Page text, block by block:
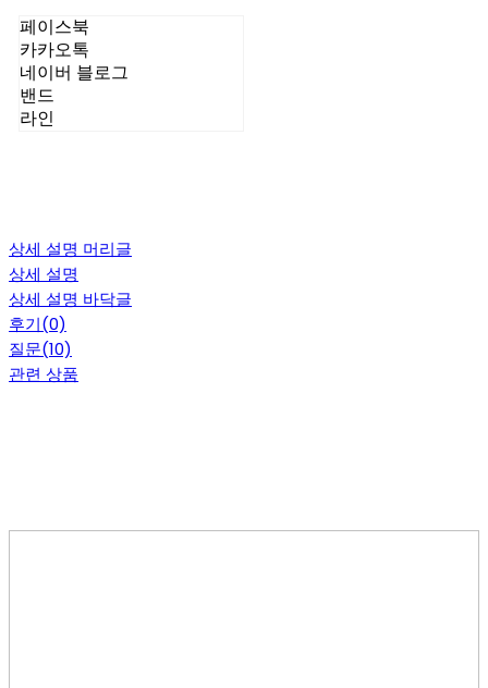
페이스북
카카오톡
네이버 블로그
밴드
라인
상세 설명 머리글
상세 설명
상세 설명 바닥글
후기(0)
질문(10)
관련 상품